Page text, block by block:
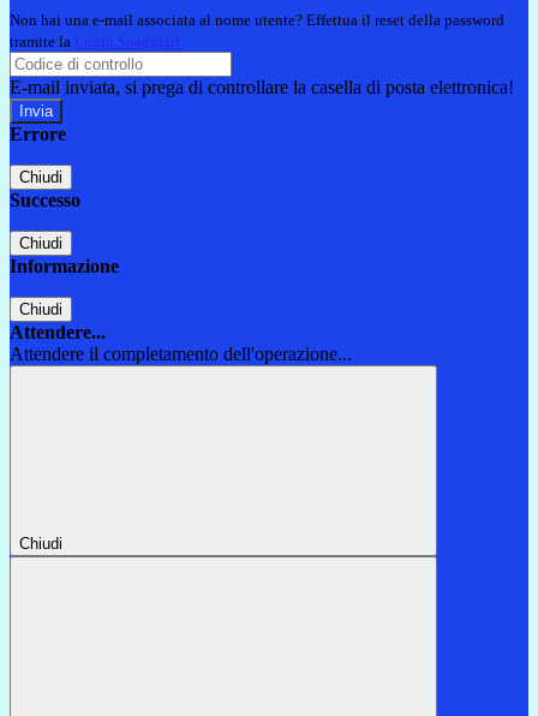
Non hai una e-mail associata al nome utente? Effettua il reset della password
tramite la Login Spaggiari
E-mail inviata, si prega di controllare la casella di posta elettronica!
Errore
Chiudi
Successo
Chiudi
Informazione
Chiudi
Attendere...
Attendere il completamento dell'operazione...
Chiudi